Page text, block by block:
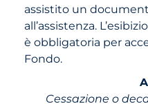
assistito un
all’assistenza.
è obbligatoria per
Fondo.
Cessazione o